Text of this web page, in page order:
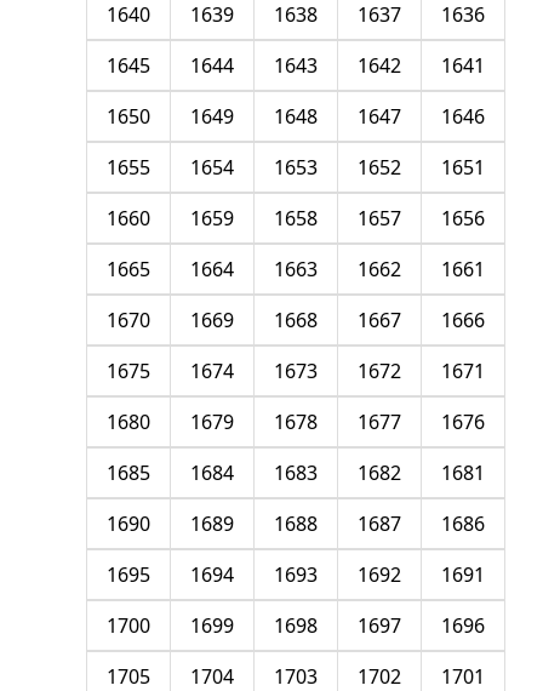
1636
1637
1638
1639
1640
1641
1642
1643
1644
1645
1646
1647
1648
1649
1650
1651
1652
1653
1654
1655
1656
1657
1658
1659
1660
1661
1662
1663
1664
1665
1666
1667
1668
1669
1670
1671
1672
1673
1674
1675
1676
1677
1678
1679
1680
1681
1682
1683
1684
1685
1686
1687
1688
1689
1690
1691
1692
1693
1694
1695
1696
1697
1698
1699
1700
1701
1702
1703
1704
1705